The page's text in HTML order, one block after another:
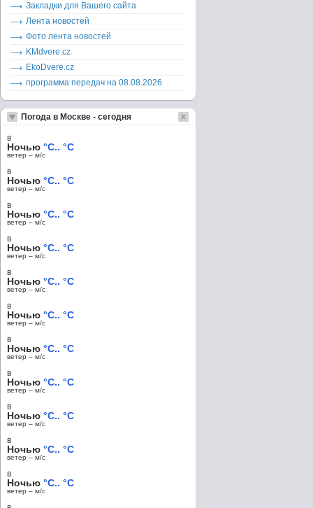
Закладки для Вашего сайта
Лента новостей
Фото лента новостей
KMdvere.cz
EkoDvere.cz
программа передач на 08.08.2026
Погода в Москве - сегодня
в
Ночью °C.. °C
ветер – м/c
в
Ночью °C.. °C
ветер – м/c
в
Ночью °C.. °C
ветер – м/c
в
Ночью °C.. °C
ветер – м/c
в
Ночью °C.. °C
ветер – м/c
в
Ночью °C.. °C
ветер – м/c
в
Ночью °C.. °C
ветер – м/c
в
Ночью °C.. °C
ветер – м/c
в
Ночью °C.. °C
ветер – м/c
в
Ночью °C.. °C
ветер – м/c
в
Ночью °C.. °C
ветер – м/c